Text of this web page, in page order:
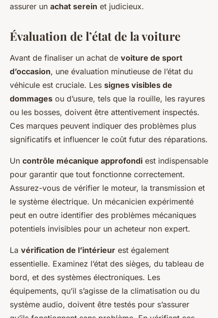
assurer un achat serein et judicieux.
Évaluation de l’état de la voiture
Avant de finaliser un achat de voiture de sport
d’occasion, une évaluation minutieuse de l’état du
véhicule est cruciale. Les signes visibles de
dommages ou d’usure, tels que la rouille, les rayures
ou les bosses, doivent être attentivement inspectés.
Ces marques peuvent indiquer des problèmes plus
significatifs et influencer le coût futur des réparations.
Un contrôle mécanique approfondi est indispensable
pour garantir que tout fonctionne correctement.
Assurez-vous de vérifier le moteur, la transmission et
le système électrique. Un mécanicien expérimenté
peut en outre identifier des problèmes mécaniques
potentiels invisibles pour un acheteur non expert.
La vérification de l’intérieur est également
essentielle. Examinez l’état des sièges, du tableau de
bord, et des systèmes électroniques. Les
équipements, qu’il s’agisse de la climatisation ou du
système audio, doivent être testés pour s’assurer